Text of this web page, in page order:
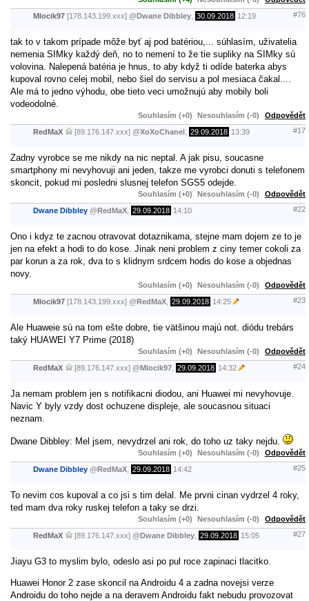
Mlocik97 [178.143.199.xxx] @Dwane Dibbley 30.09.2018 12:19 #76
tak to v takom prípade môže byť aj pod batériou,... súhlasím, uživatelia
nemenia SIMky každý deň, no to nemení to že tie supliky na SIMky sú
volovina. Nalepená batéria je hnus, to aby když ti odíde baterka abys
kupoval rovno celej mobil, nebo šiel do servisu a pol mesiaca čakal....
Ale má to jedno výhodu, obe tieto veci umožnujú aby mobily boli
vodeodolné.
Souhlasím (+0) Nesouhlasím (-0) Odpovědět
RedMaX [89.176.147.xxx] @XoXoChanel 29.09.2018 13:39 #17
Zadny vyrobce se me nikdy na nic neptal. A jak pisu, soucasne
smartphony mi nevyhovuji ani jeden, takze me vyrobci donuti s telefonem
skoncit, pokud mi posledni slusnej telefon SGS5 odejde.
Souhlasím (+0) Nesouhlasím (-0) Odpovědět
Dwane Dibbley @RedMaX 29.09.2018 14:10 #22
Ono i kdyz te zacnou otravovat dotaznikama, stejne mam dojem ze to je
jen na efekt a hodi to do kose. Jinak neni problem z ciny temer cokoli za
par korun a za rok, dva to s klidnym srdcem hodis do kose a objednas
novy.
Souhlasím (+0) Nesouhlasím (-0) Odpovědět
Mlocik97 [178.143.199.xxx] @RedMaX 29.09.2018 14:25 #23
Ale Huaweie sú na tom ešte dobre, tie vätšinou majú not. diódu trebárs
taký HUAWEI Y7 Prime (2018)
Souhlasím (+0) Nesouhlasím (-0) Odpovědět
RedMaX [89.176.147.xxx] @Mlocik97 29.09.2018 14:32 #24
Ja nemam problem jen s notifikacni diodou, ani Huawei mi nevyhovuje.
Navic Y byly vzdy dost ochuzene displeje, ale soucasnou situaci
neznam.
Dwane Dibbley: Mel jsem, nevydrzel ani rok, do toho uz taky nejdu.
Souhlasím (+0) Nesouhlasím (-0) Odpovědět
Dwane Dibbley @RedMaX 29.09.2018 14:42 #25
To nevim cos kupoval a co jsi s tim delal. Me prvni cinan vydrzel 4 roky,
ted mam dva roky ruskej telefon a taky se drzi.
Souhlasím (+0) Nesouhlasím (-0) Odpovědět
RedMaX [89.176.147.xxx] @Dwane Dibbley 29.09.2018 15:05 #27
Jiayu G3 to myslim bylo, odeslo asi po pul roce zapinaci tlacitko.
Huawei Honor 2 zase skoncil na Androidu 4 a zadna novejsi verze
Androidu do toho nejde a na deravem Androidu fakt nebudu provozovat